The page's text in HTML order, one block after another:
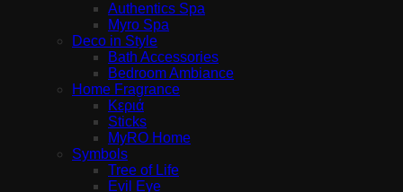
Authentics Spa
Myro Spa
Deco in Style
Bath Accessories
Bedroom Ambiance
Home Fragrance
Κεριά
Sticks
MyRO Home
Symbols
Tree of Life
Evil Eye